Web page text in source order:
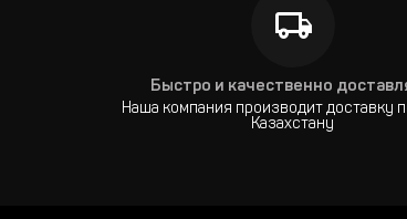
Быстро и качественно
Наша компания производит доставку
Казахстану